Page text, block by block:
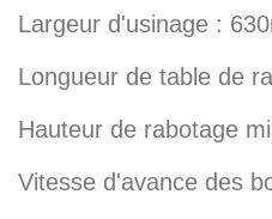
Largeur d'usinage :
Longueur de table de
Hauteur de rabotage
Vitesse d'avance des